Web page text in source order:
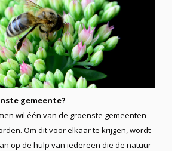
gemeente?
wil één van de groenste gemeenten
Om dit voor elkaar te krijgen, wordt
op de hulp van iedereen die de natuur